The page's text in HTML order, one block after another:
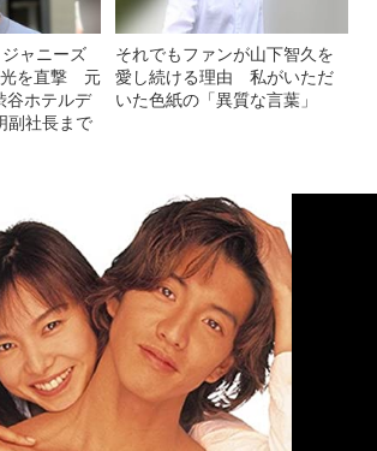
ジャニーズ
光を直撃 元
谷ホテルデ
副社長まで
それでもファンが山下智久を
愛し続ける理由 私がいただ
いた色紙の「異質な言葉」